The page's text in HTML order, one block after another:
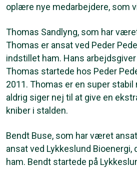
oplære nye medarbejdere, som
Thomas Sandlyng, som har
Thomas er ansat ved Peder
indstillet ham. Hans
Thomas startede hos Peder
2011. Thomas er en super stabil
aldrig siger nej til at give en
kniber i stalden.
Bendt Buse, som har været
ansat ved Lykkeslund Bioenergi,
ham. Bendt startede på